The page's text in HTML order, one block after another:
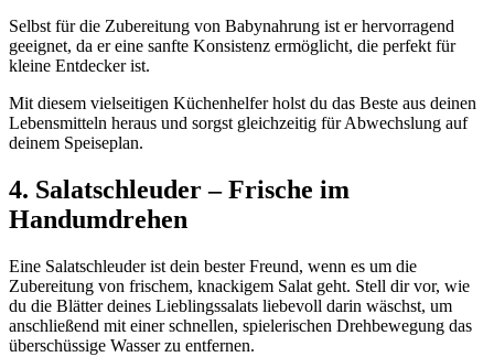
Selbst für die Zubereitung von Babynahrung ist er hervorragend
geeignet, da er eine sanfte Konsistenz ermöglicht, die perfekt für
kleine Entdecker ist.
Mit diesem vielseitigen Küchenhelfer holst du das Beste aus deinen
Lebensmitteln heraus und sorgst gleichzeitig für Abwechslung auf
deinem Speiseplan.
4. Salatschleuder – Frische im
Handumdrehen
Eine Salatschleuder ist dein bester Freund, wenn es um die
Zubereitung von frischem, knackigem Salat geht. Stell dir vor, wie
du die Blätter deines Lieblingssalats liebevoll darin wäschst, um
anschließend mit einer schnellen, spielerischen Drehbewegung das
überschüssige Wasser zu entfernen.